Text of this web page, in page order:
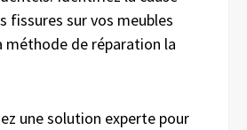
fissures sur vos meubles
méthode de réparation la
une solution experte pour